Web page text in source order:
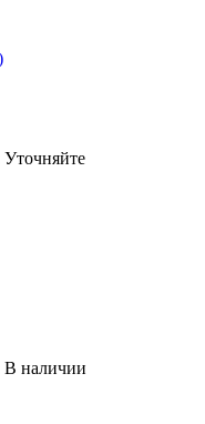
Уточняйте
В наличии